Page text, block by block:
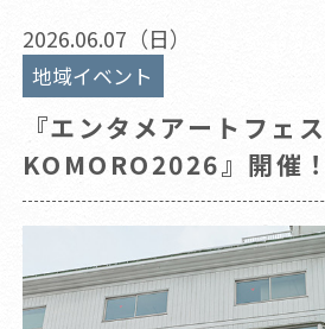
2026.06.07（日）
地域イベント
『エンタメアートフェス
KOMORO2026』開催！